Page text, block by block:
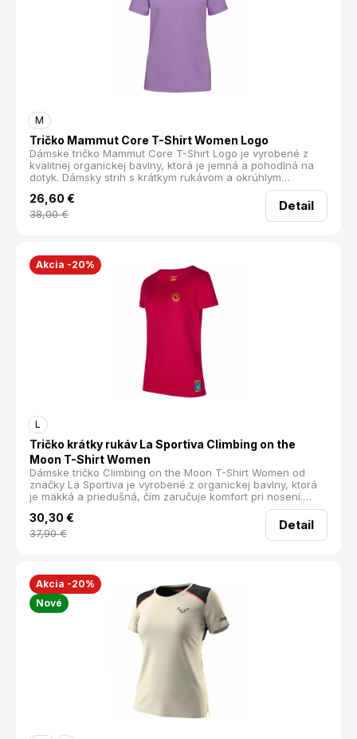
M
Tričko Mammut Core T-Shirt Women Logo
Dámske tričko Mammut Core T-Shirt Logo je vyrobené z
kvalitnej organickej bavlny, ktorá je jemná a pohodlná na
dotyk. Dámsky strih s krátkym rukávom a okrúhlym
výstrihom sa perfektne prispôsobí postave. Čistý dizajn je
doplnený o logo značky na hrudníku, čo podčiarkuje
jednoduchý, no štýlový vzhľad. Tričko je vhodné na
turistiku, cestovanie, voľný čas alebo každodenné nosenie.
26,60 €
38,00€
Detail
Akcia -20%
L
Tričko krátky rukáv La Sportiva Climbing on the
Moon T-Shirt Women
Dámske tričko Climbing on the Moon T-Shirt Women od
značky La Sportiva je vyrobené z organickej bavlny, ktorá
je mäkká a priedušná, čím zaručuje komfort pri nosení.
Pohodlný strih s krátkymi rukávmi a okrúhlym výstrihom sa
príjemne prispôsobí postave. Potlač s lezeckým motívom
dodáva tričku štýlový vzhľad, ktorý podčiarkuje vašu vášeň
Organická bavlna Hmotnosť: 130 g
30,30 €
37,90€
Detail
Akcia -20%
Nové